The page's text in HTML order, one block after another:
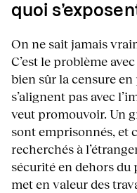
quoi
On ne sait jamais
C’est le problème
bien sûr la censure
s’alignent pas avec
veut promouvoir. Un
sont emprisonnés, et
recherchés à
sécurité en dehors du
met en valeur des